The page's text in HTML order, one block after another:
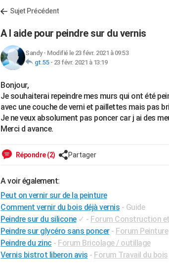
Sujet Précédent
A l aide pour peindre sur du vernis
Sandy- Modifié le 23 févr. 2021 à 09:53
gt.55- 23 févr. 2021 à 13:19
Bonjour,
Je souhaiterai repeindre mes murs qui ont été
avec une couche de verni et paillettes mais pas
Je ne veux absolument pas poncer car j ai des
Merci d avance.
Répondre (2) Partager
A voir également:
Peut on vernir sur de la peinture
Comment vernir du bois déjà vernis - Guide
Peindre sur du silicone ✓ - Forum Construction
Peindre sur glycéro sans poncer - Forum Peinture
Peindre du zinc - Forum Bricolage / outillage
Vernis bistrot liberon avis - Forum Travail du bois